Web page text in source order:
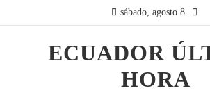
sábado, agosto 8
ECUADOR
HORA